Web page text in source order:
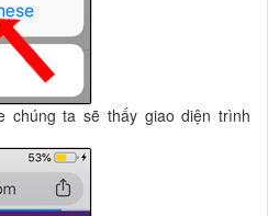
chúng ta sẽ thấy giao diện trình